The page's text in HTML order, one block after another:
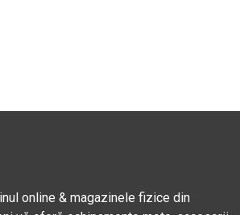
online & magazinele fizice din